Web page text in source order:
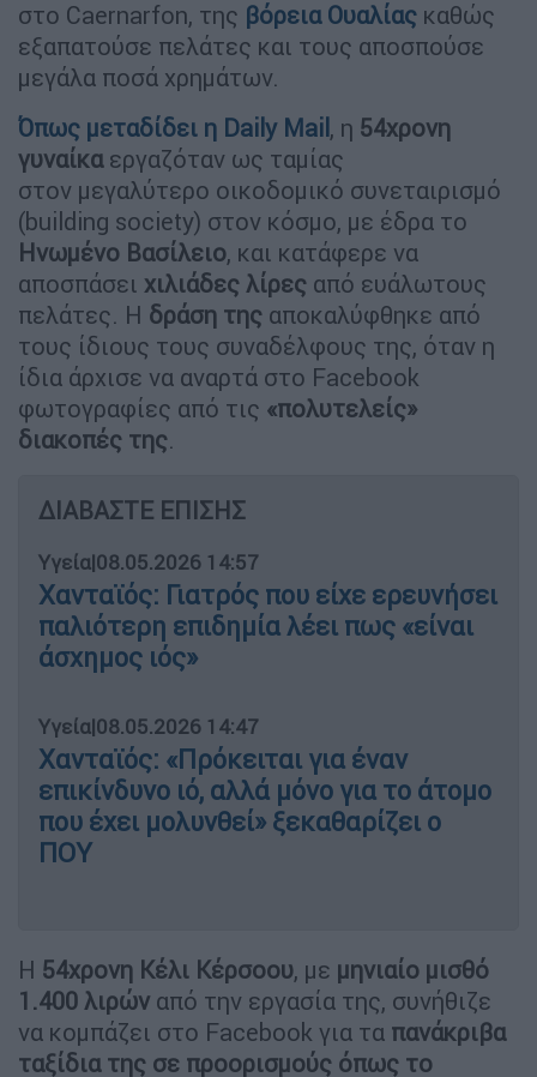
στο Caernarfon, της βόρεια Ουαλίας καθώς
εξαπατούσε πελάτες και τους αποσπούσε
μεγάλα ποσά χρημάτων.
Όπως μεταδίδει η Daily Mail , η 54χρονη
γυναίκαεργαζόταν ως ταμίας
στον μεγαλύτερο οικοδομικό συνεταιρισμό
(building society) στον κόσμο, με έδρα το
Ηνωμένο Βασίλειο, και κατάφερε να
αποσπάσει χιλιάδες λίρες από ευάλωτους
πελάτες. Η δράση της αποκαλύφθηκε από
τους ίδιους τους συναδέλφους της, όταν η
ίδια άρχισε να αναρτά στο Facebook
φωτογραφίες από τις «πολυτελείς»
διακοπές της.
ΔΙΑΒΑΣΤΕ ΕΠΙΣΗΣ
Υγεία|08.05.2026 14:57
Χανταϊός: Γιατρός που είχε ερευνήσει
παλιότερη επιδημία λέει πως «είναι
άσχημος ιός»
Υγεία|08.05.2026 14:47
Χανταϊός: «Πρόκειται για έναν
επικίνδυνο ιό, αλλά μόνο για το άτομο
που έχει μολυνθεί» ξεκαθαρίζει ο
ΠΟΥ
Η 54χρονη Κέλι Κέρσοου, με μηνιαίο μισθό
1.400 λιρών από την εργασία της, συνήθιζε
να κομπάζει στο Facebook για τα πανάκριβα
ταξίδια της σε προορισμούς όπως το